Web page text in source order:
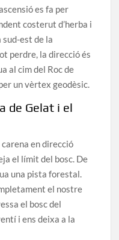
es fa per
costerut d’herba i
sud-est de la
perdre, la direcció és
al cim del Roc de
un vèrtex geodèsic.
de Gelat i el
en direcció
el límit del bosc. De
una pista forestal.
el nostre
el bosc del
i ens deixa a la